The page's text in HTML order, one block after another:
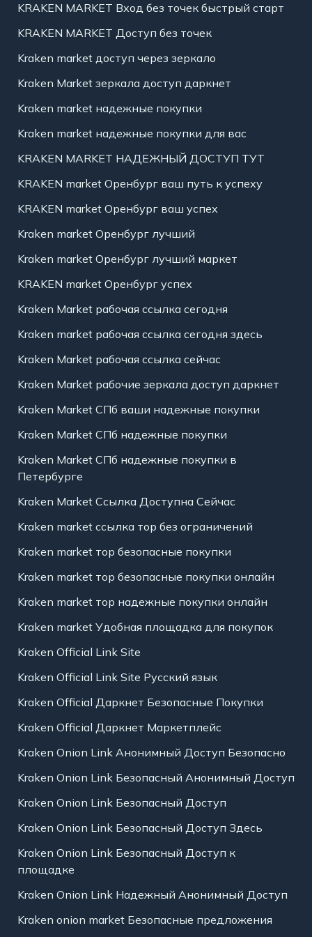
KRAKEN MARKET Вход без точек быстрый старт
KRAKEN MARKET Доступ без точек
Kraken market доступ через зеркало
Kraken Market зеркала доступ даркнет
Kraken market надежные покупки
Kraken market надежные покупки для вас
KRAKEN MARKET НАДЕЖНЫЙ ДОСТУП ТУТ
KRAKEN market Оренбург ваш путь к успеху
KRAKEN market Оренбург ваш успех
Kraken market Оренбург лучший
Kraken market Оренбург лучший маркет
KRAKEN market Оренбург успех
Kraken Market рабочая ссылка сегодня
Kraken market рабочая ссылка сегодня здесь
Kraken Market рабочая ссылка сейчас
Kraken Market рабочие зеркала доступ даркнет
Kraken Market СПб ваши надежные покупки
Kraken Market СПб надежные покупки
Kraken Market СПб надежные покупки в
Петербурге
Kraken Market Ссылка Доступна Сейчас
Kraken market ссылка тор без ограничений
Kraken market тор безопасные покупки
Kraken market тор безопасные покупки онлайн
Kraken market тор надежные покупки онлайн
Kraken market Удобная площадка для покупок
Kraken Official Link Site
Kraken Official Link Site Русский язык
Kraken Official Даркнет Безопасные Покупки
Kraken Official Даркнет Маркетплейс
Kraken Onion Link Анонимный Доступ Безопасно
Kraken Onion Link Безопасный Анонимный Доступ
Kraken Onion Link Безопасный Доступ
Kraken Onion Link Безопасный Доступ Здесь
Kraken Onion Link Безопасный Доступ к
площадке
Kraken Onion Link Надежный Анонимный Доступ
Kraken onion market Безопасные предложения